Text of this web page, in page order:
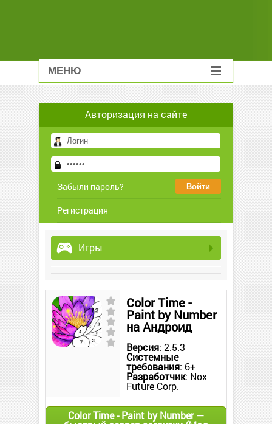
МЕНЮ
Авторизация на сайте
Забыли пароль?
Регистрация
Игры
Color Time -
Paint by Number
на Андроид
Версия: 2.5.3
Системные
требования: 6+
Разработчик: Nox
Future Corp.
Color Time - Paint by Number —